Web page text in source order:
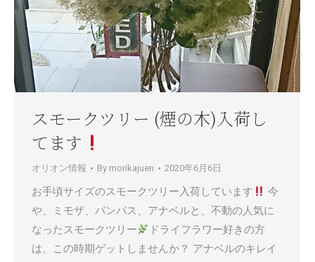
スモークツリー (煙の木)入荷し
てます
オリオン情報 By morikajuen 2020年6月6日
お手頃サイズのスモークツリー入荷しています
今
や、ミモザ、パンパス、アナベルと、不動の人気に
なったスモークツリー
ドライフラワー好きの方
は、この時期ゲットしませんか？ アナベルのキレイ